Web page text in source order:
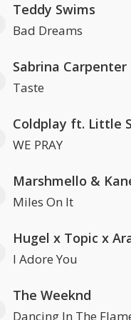
Teddy Swims
Bad Dreams
Sabrina Carpenter
Taste
WE PRAY
Marshmello &
Miles On It
I Adore You
The Weeknd
Dancing In The